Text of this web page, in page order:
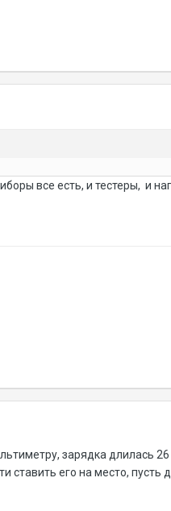
все есть, и тестеры, и
зарядка длилась 26
ставить его на место, пусть